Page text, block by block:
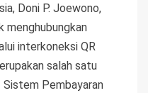
Doni P. Joewono,
menghubungkan
interkoneksi QR
salah satu
Pembayaran